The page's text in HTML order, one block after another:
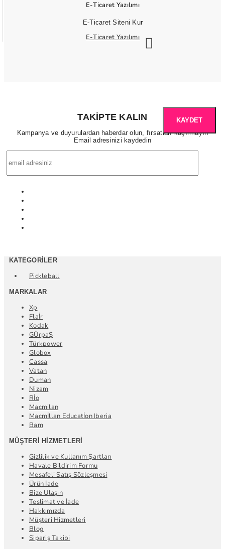
E-Ticaret Yazılımı
E-Ticaret Siteni Kur
E-Ticaret Yazılımı
TAKIPTE KALIN
Kampanya ve duyurulardan haberdar olun, fırsatları kaçırmayın
Email adresinizi kaydedin
KAYDET
KATEGORILER
Pickleball
MARKALAR
Xp
Flaİr
Kodak
GÜrpaŞ
Türkpower
Globox
Cassa
Vatan
Duman
Nizam
Rİo
Macmilan
Macmİllan Educatİon Iberia
Bam
MÜŞTERI HIZMETLERI
Gizlilik ve Kullanım Şartları
Havale Bildirim Formu
Mesafeli Satış Sözleşmesi
Ürün İade
Bize Ulaşın
Teslimat ve İade
Hakkımızda
Müşteri Hizmetleri
Blog
Sipariş Takibi